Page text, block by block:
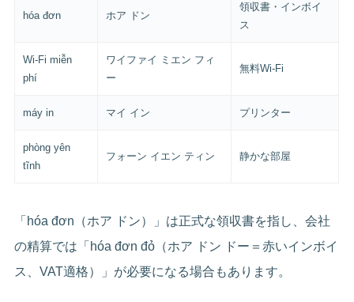
hóa đơn ホア ドン
領収書・インボイ
ス
Wi-Fi miễn
phí
ワイファイ ミエン フィ
ー
無料Wi-Fi
máy in マイ イン プリンター
phòng yên
tĩnh
フォーン イエン ティン 静かな部屋
「hóa đơn（ホア ドン）」は正式な領収書を指し、会社
の精算では「hóa đơn đỏ（ホア ドン ドー＝赤いインボイ
ス、VAT適格）」が必要になる場合もあります。